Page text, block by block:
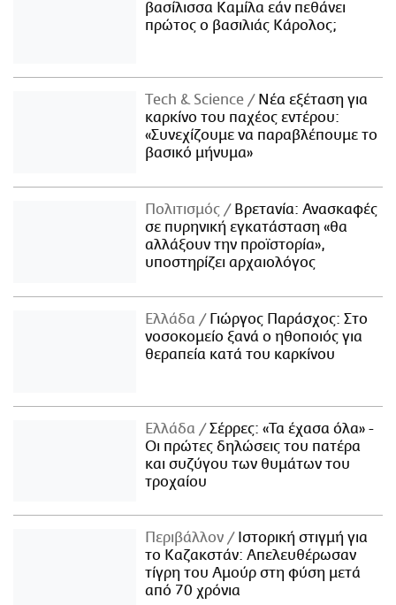
βασίλισσα Καμίλα εάν πεθάνει
πρώτος ο βασιλιάς Κάρολος;
Τech & Science
Νέα εξέταση για
καρκίνο του παχέος εντέρου:
«Συνεχίζουμε να παραβλέπουμε το
βασικό μήνυμα»
Πολιτισμός
Βρετανία: Ανασκαφές
σε πυρηνική εγκατάσταση «θα
αλλάξουν την προϊστορία»,
υποστηρίζει αρχαιολόγος
Ελλάδα
Γιώργος Παράσχος: Στο
νοσοκομείο ξανά ο ηθοποιός για
θεραπεία κατά του καρκίνου
Ελλάδα
Σέρρες: «Τα έχασα όλα» -
Οι πρώτες δηλώσεις του πατέρα
και συζύγου των θυμάτων του
τροχαίου
Περιβάλλον
Ιστορική στιγμή για
το Καζακστάν: Απελευθέρωσαν
τίγρη του Αμούρ στη φύση μετά
από 70 χρόνια